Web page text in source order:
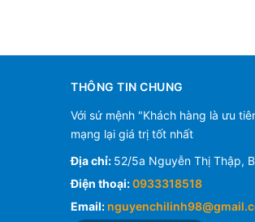
THÔNG TIN CHUNG
Với sứ mệnh "Khách hàng là ưu
mạng lại giá trị tốt nhất
Địa chỉ: 52/5a Nguyễn Thị Thập,
Điện thoại:0933318518
Email: